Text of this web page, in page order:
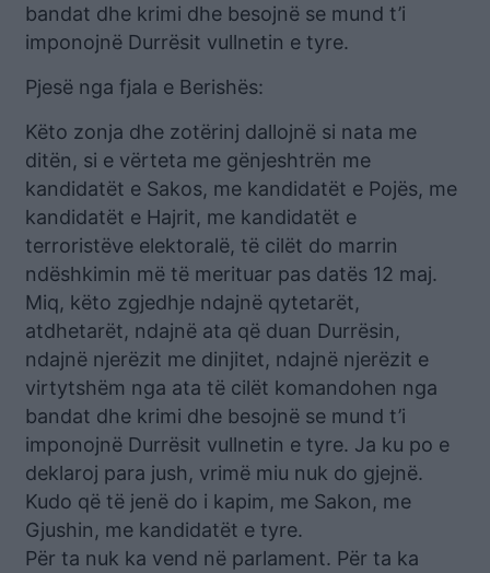
bandat dhe krimi dhe besojnë se mund t’i
imponojnë Durrësit vullnetin e tyre.
Pjesë nga fjala e Berishës:
Këto zonja dhe zotërinj dallojnë si nata me
ditën, si e vërteta me gënjeshtrën me
kandidatët e Sakos, me kandidatët e Pojës, me
kandidatët e Hajrit, me kandidatët e
terroristëve elektoralë, të cilët do marrin
ndëshkimin më të merituar pas datës 12 maj.
Miq, këto zgjedhje ndajnë qytetarët,
atdhetarët, ndajnë ata që duan Durrësin,
ndajnë njerëzit me dinjitet, ndajnë njerëzit e
virtytshëm nga ata të cilët komandohen nga
bandat dhe krimi dhe besojnë se mund t’i
imponojnë Durrësit vullnetin e tyre. Ja ku po e
deklaroj para jush, vrimë miu nuk do gjejnë.
Kudo që të jenë do i kapim, me Sakon, me
Gjushin, me kandidatët e tyre.
Për ta nuk ka vend në parlament. Për ta ka